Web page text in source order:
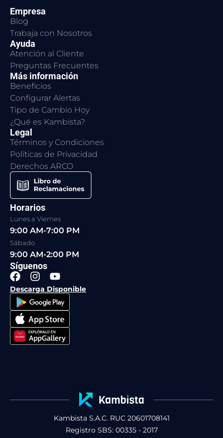
Empresa
Blog
Trabaja con Nosotros
Ayuda
Atención al Cliente
Preguntas Frecuentes
Más información
Beneficios
Configurar Alertas
Tipo de Cambio Hoy
¿Qué es Kambista?
Legal
Términos y Condiciones
Políticas de Privacidad
Derechos ARCO
Horarios
Lunes a Viernes
9:00 AM-7:00 PM
Sábado
9:00 AM-2:00 PM
Síguenos
F
a
c
e
b
o
o
k
I
n
s
t
a
g
r
a
Y
o
u
t
u
b
e
Descarga Disponible
Kambista S.A.C. RUC 20601708141
Registro SBS: 00335 - 2017